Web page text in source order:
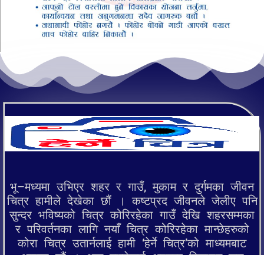
भू–मध्यमा उभिएर शहर र गाउँ, मुकाम र दुर्गमका जीवन
चित्र हामीले देखेका छौं । कष्टप्रद जीवनले जेलीए पनि
सुन्दर भविष्यको चित्र कोरिरहेका गाउँ देखि शहरसम्मका
र परिवर्तनका लागि नयाँ चित्र कोरिरहेका मान्छेहरुको
कोरा चित्र उतार्नलाई हामी ‘हेर्ने चित्र’को माध्यमबाट